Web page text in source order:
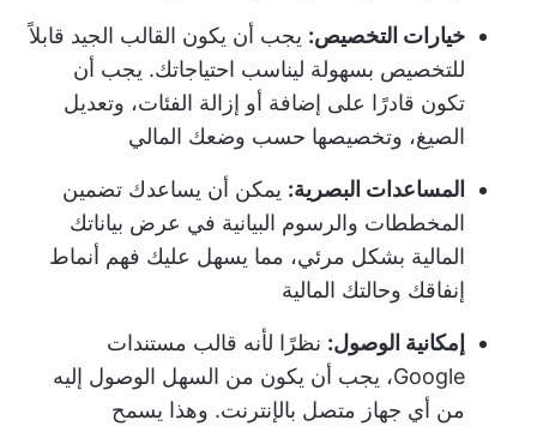
خيارات التخصيص: يجب أن يكون القالب الجيد قابلاً
للتخصيص بسهولة ليناسب احتياجاتك. يجب أن
تكون قادرًا على إضافة أو إزالة الفئات، وتعديل
الصيغ، وتخصيصها حسب وضعك المالي
المساعدات البصرية: يمكن أن يساعدك تضمين
المخططات والرسوم البيانية في عرض بياناتك
المالية بشكل مرئي، مما يسهل عليك فهم أنماط
إنفاقك وحالتك المالية
إمكانية الوصول: نظرًا لأنه قالب مستندات
Google، يجب أن يكون من السهل الوصول إليه
من أي جهاز متصل بالإنترنت. وهذا يسمح